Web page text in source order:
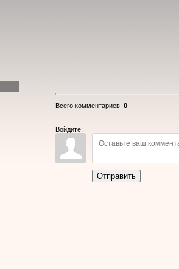
Всего комментариев: 0
Войдите:
Отправить